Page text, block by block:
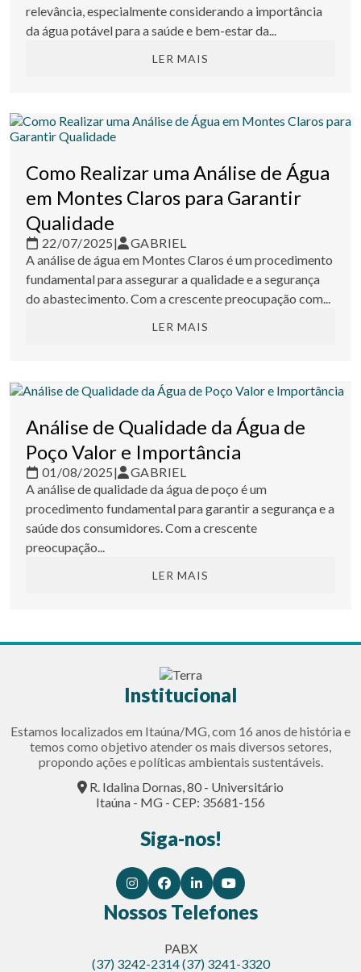
relevância, especialmente considerando a importância
da água potável para a saúde e bem-estar da...
LER MAIS
Como Realizar uma Análise de Água
em Montes Claros para Garantir
Qualidade
22/07/2025|
GABRIEL
A análise de água em Montes Claros é um procedimento
fundamental para assegurar a qualidade e a segurança
do abastecimento. Com a crescente preocupação com...
LER MAIS
Análise de Qualidade da Água de
Poço Valor e Importância
01/08/2025|
GABRIEL
A análise de qualidade da água de poço é um
procedimento fundamental para garantir a segurança e a
saúde dos consumidores. Com a crescente
preocupação...
LER MAIS
Institucional
Estamos localizados em Itaúna/MG, com 16 anos de história e
temos como objetivo atender os mais diversos setores,
propondo ações e políticas ambientais sustentáveis.
R. Idalina Dornas, 80 - Universitário
Itaúna - MG - CEP: 35681-156
Siga-nos!
Nossos Telefones
PABX
(37) 3242-2314(37) 3241-3320